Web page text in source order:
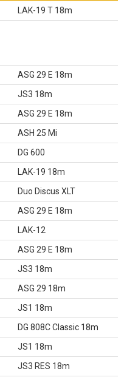
LAK-19 T 18m
ASG 29 E 18m
JS3 18m
ASG 29 E 18m
ASH 25 Mi
DG 600
LAK-19 18m
Duo Discus XLT
ASG 29 E 18m
LAK-12
ASG 29 E 18m
JS3 18m
ASG 29 18m
JS1 18m
DG 808C Classic 18m
JS1 18m
JS3 RES 18m